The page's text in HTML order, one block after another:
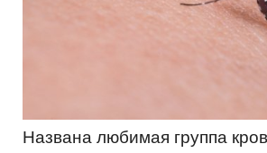
Названа любимая группа